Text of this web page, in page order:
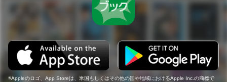
Appleのロゴ、App Storeは、米国もしくはその他の国や地域におけるApple Inc.の商標で